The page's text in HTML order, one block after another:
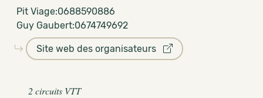
Pit Viage:0688590886
Guy Gaubert:0674749692
Site web des organisateurs
2 circuits VTT